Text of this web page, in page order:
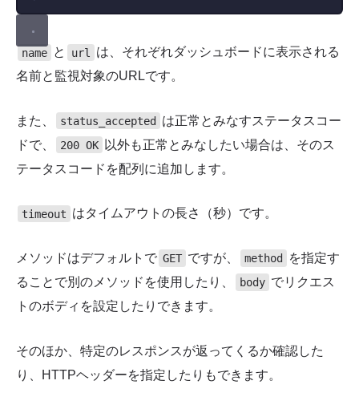
name と url
は、それぞれダッシュボードに表示される
名前と監視対象のURLです。
また、 status_accepted
は正常とみなすステータスコー
ドで、
200 OK
以外も正常とみなしたい場合は、そのス
テータスコードを配列に追加します。
timeout はタイムアウトの長さ（秒）です。
メソッドはデフォルトで GET ですが、 method
を指定す
ることで別のメソッドを使用したり、
body でリクエス
トのボディを設定したりできます。
そのほか、特定のレスポンスが返ってくるか確認した
り、HTTPヘッダーを指定したりもできます。